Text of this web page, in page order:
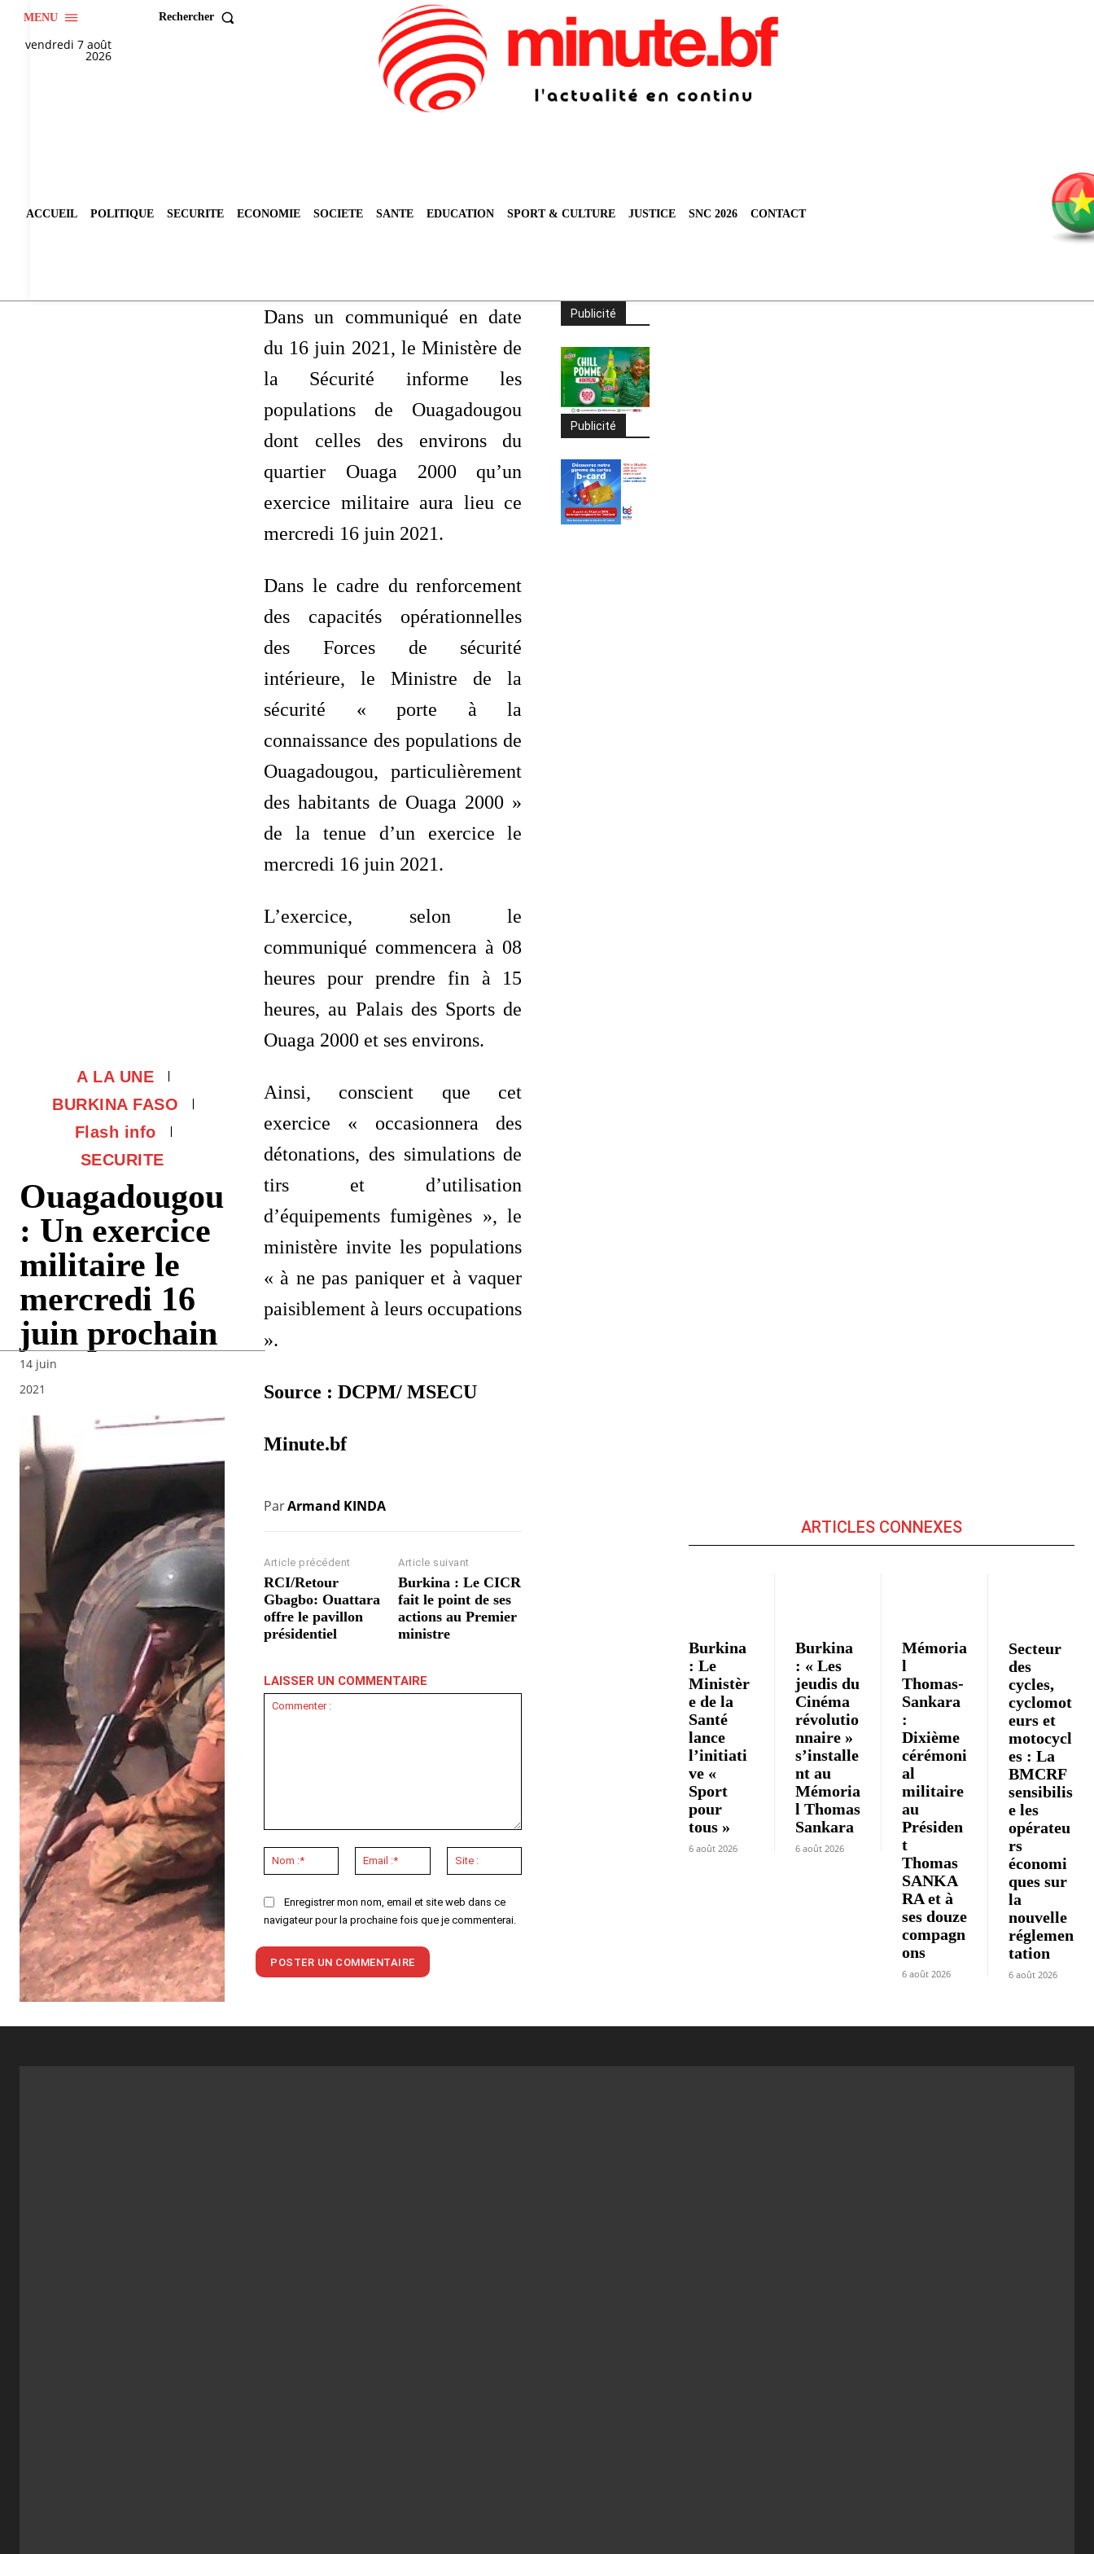
MENU Rechercher
vendredi 7 août
2026
ACCUEIL POLITIQUE SECURITE ECONOMIE SOCIETE SANTE EDUCATION SPORT & CULTURE JUSTICE SNC 2026 CONTACT
A LA UNE
BURKINA FASO
Flash info
SECURITE
Ouagadougou
: Un exercice
militaire le
mercredi 16
juin prochain
14 juin
2021
Dans un communiqué en date
du 16 juin 2021, le Ministère de
la Sécurité informe les
populations de Ouagadougou
dont celles des environs du
quartier Ouaga 2000 qu’un
exercice militaire aura lieu ce
mercredi 16 juin 2021.
Dans le cadre du renforcement
des capacités opérationnelles
des Forces de sécurité
intérieure, le Ministre de la
sécurité « porte à la
connaissance des populations de
Ouagadougou, particulièrement
des habitants de Ouaga 2000 »
de la tenue d’un exercice le
mercredi 16 juin 2021.
L’exercice, selon le
communiqué commencera à 08
heures pour prendre fin à 15
heures, au Palais des Sports de
Ouaga 2000 et ses environs.
Ainsi, conscient que cet
exercice « occasionnera des
détonations, des simulations de
tirs et d’utilisation
d’équipements fumigènes », le
ministère invite les populations
« à ne pas paniquer et à vaquer
paisiblement à leurs occupations
».
Source : DCPM/ MSECU
Minute.bf
ParArmand KINDA
Article précédent
RCI/Retour
Gbagbo: Ouattara
offre le pavillon
présidentiel
Article suivant
Burkina : Le CICR
fait le point de ses
actions au Premier
ministre
LAISSER UN COMMENTAIRE
Nom
:*
Email
:*
:
Enregistrer mon nom, email et site web dans ce
navigateur pour la prochaine fois que je commenterai.
Publicité
Publicité
ARTICLES CONNEXES
Burkina
: Le
Ministèr
e de la
Santé
lance
l’initiati
ve «
Sport
pour
tous »
6 août 2026
Burkina
: « Les
jeudis du
Cinéma
révolutio
nnaire »
s’installe
nt au
Mémoria
l Thomas
Sankara
6 août 2026
Mémoria
l
Thomas-
Sankara
:
Dixième
cérémoni
al
militaire
au
Présiden
t
Thomas
SANKA
RA et à
ses douze
compagn
ons
6 août 2026
Secteur
des
cycles,
cyclomot
eurs et
motocycl
es : La
BMCRF
sensibilis
e les
opérateu
rs
économi
ques sur
la
nouvelle
réglemen
tation
6 août 2026